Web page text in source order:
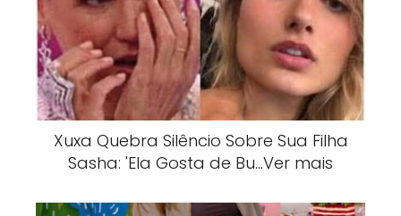
Xuxa Quebra Silêncio Sobre Sua Filha
Sasha: 'Ela Gosta de Bu…Ver mais